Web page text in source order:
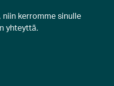
niin kerromme sinulle
yhteyttä.